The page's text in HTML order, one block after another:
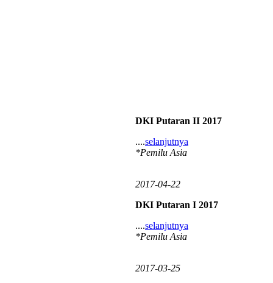
DKI Putaran II 2017
....selanjutnya
*Pemilu Asia
2017-04-22
DKI Putaran I 2017
....selanjutnya
*Pemilu Asia
2017-03-25